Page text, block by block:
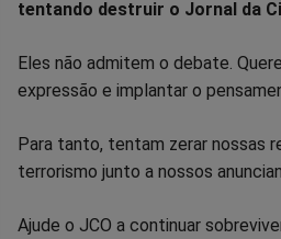
tentando destruir o Jornal da
Eles não admitem o debate.
expressão e implantar o
Para tanto, tentam zerar nossas
terrorismo junto a nossos
Ajude o JCO a continuar